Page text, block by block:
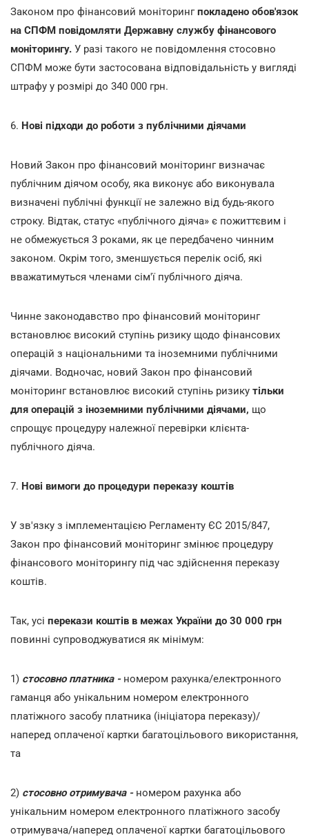
Законом про фінансовий моніторингпокладено обов'язок
на СПФМ повідомляти Державну службу фінансового
моніторингу. У разі такого не повідомлення стосовно
СПФМ може бути застосована відповідальність у вигляді
штрафу у розмірі до 340 000 грн.
6. Нові підходи до роботи з публічними діячами
Новий Закон про фінансовий моніторинг визначає
публічним діячом особу, яка виконує або виконувала
визначені публічні функції не залежно від будь-якого
строку. Відтак, статус «публічного діяча» є пожиттєвим і
не обмежується 3 роками, як це передбачено чинним
законом. Окрім того, зменшується перелік осіб, які
вважатимуться членами сім'ї публічного діяча.
Чинне законодавство про фінансовий моніторинг
встановлює високий ступінь ризику щодо фінансових
операцій з національними та іноземними публічними
діячами. Водночас, новий Закон про фінансовий
моніторинг встановлює високий ступінь ризику тільки
для операцій з іноземними публічними діячами, що
спрощує процедуру належної перевірки клієнта-
публічного діяча.
7. Нові вимоги до процедури переказу коштів
У зв'язку з імплементацією Регламенту ЄС 2015/847,
Закон про фінансовий моніторинг змінює процедуру
фінансового моніторингу під час здійснення переказу
коштів.
Так, усі перекази коштів в межах України до 30 000 грн
повинні супроводжуватися як мінімум:
1) стосовно платника -номером рахунка/електронного
гаманця або унікальним номером електронного
платіжного засобу платника (ініціатора переказу)/
наперед оплаченої картки багатоцільового використання,
та
2) стосовно отримувача - номером рахунка або
унікальним номером електронного платіжного засобу
отримувача/наперед оплаченої картки багатоцільового